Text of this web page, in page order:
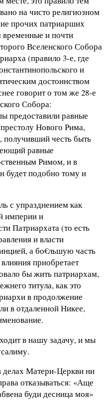
на чисто религиозном
прочих патриарших
временные и почти
Вселенского Собора
(правило 3-е, где
и
достоинством
говорит о том же 28-е
Собора:
предоставили равные
Нового Рима,
получивший честь быть
равные
Римом, и в
будет подобно тому и
с упразднением как
империи и
Патриархата (то есть
и власти
а бо€льшую часть
приобретает
бы жить патриархам,
титула, как это
в продолжение
в отдаленной Никее,
в нашу задачу, и мы
делах Матери-Церкви ни
отказываться: «Аще
буди десница моя»